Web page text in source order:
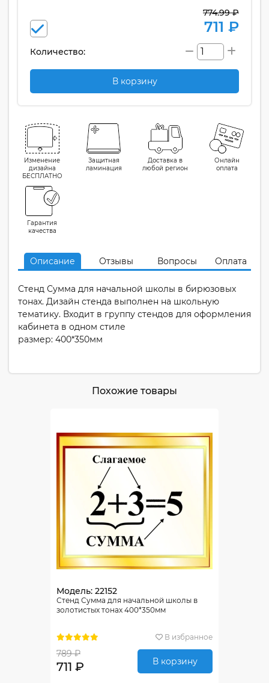
774.99 ₽
711 ₽
Количество:
В корзину
Изменение
дизайна
БЕСПЛАТНО
Защитная
ламинация
Доставка в
любой регион
Онлайн
оплата
Гарантия
качества
Описание Отзывы Вопросы Оплата
Стенд Сумма для начальной школы в бирюзовых
тонах. Дизайн стенда выполнен на школьную
тематику. Входит в группу стендов для оформления
кабинета в одном стиле
размер: 400*350мм
Похожие товары
Модель: 22152
Стенд Сумма для начальной школы в
золотистых тонах 400*350мм
В избранное
789 ₽
711 ₽ В корзину